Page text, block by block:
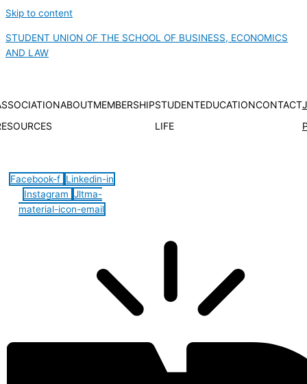
Skip to content
STUDENT UNION OF THE SCHOOL OF BUSINESS, ECONOMICS
AND LAW
ABOUTMEMBERSHIPSTUDENT
LIFE
EDUCATIONCONTACT
Facebook-f Linkedin-in
Instagram Jltma-
material-icon-email